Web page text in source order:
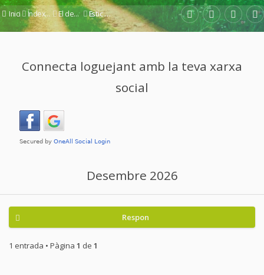
Inici Índex del fòrum El desig d'un nou bebè Estic embarassada
Connecta loguejant amb la teva xarxa
social
Desembre 2026
Respon
1 entrada • Pàgina 1 de 1